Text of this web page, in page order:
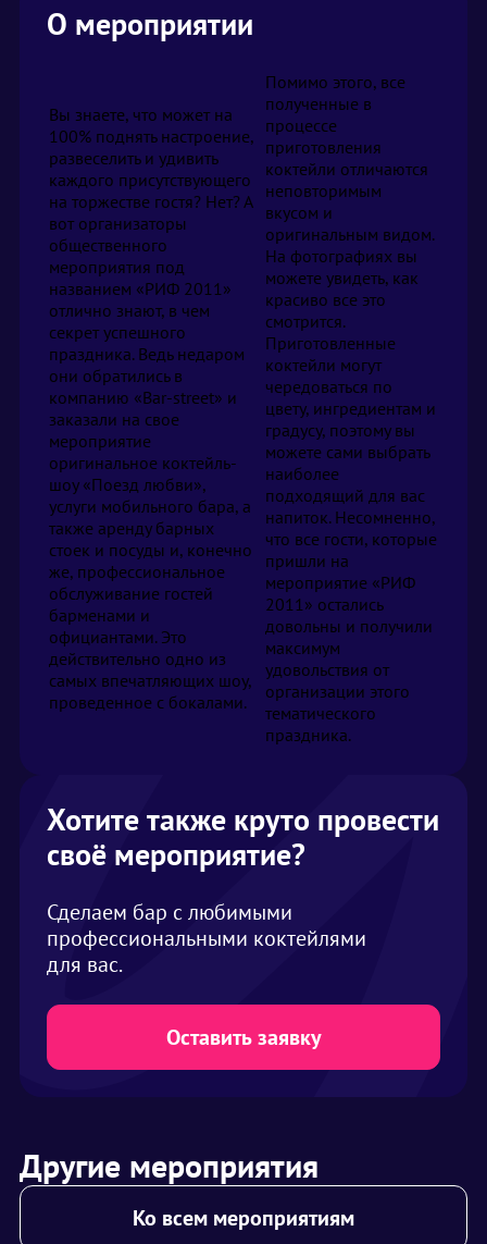
О мероприятии
Вы знаете, что может на
100% поднять настроение,
развеселить и удивить
каждого присутствующего
на торжестве гостя? Нет? А
вот организаторы
общественного
мероприятия под
названием «РИФ 2011»
отлично знают, в чем
секрет успешного
праздника. Ведь недаром
они обратились в
компанию «Bar-street» и
заказали на свое
мероприятие
оригинальное коктейль-
шоу «Поезд любви»,
услуги мобильного бара, а
также аренду барных
стоек и посуды и, конечно
же, профессиональное
обслуживание гостей
барменами и
официантами. Это
действительно одно из
самых впечатляющих шоу,
проведенное с бокалами.
Помимо этого, все
полученные в
процессе
приготовления
коктейли отличаются
неповторимым
вкусом и
оригинальным видом.
На фотографиях вы
можете увидеть, как
красиво все это
смотрится.
Приготовленные
коктейли могут
чередоваться по
цвету, ингредиентам и
градусу, поэтому вы
можете сами выбрать
наиболее
подходящий для вас
напиток. Несомненно,
что все гости, которые
пришли на
мероприятие «РИФ
2011» остались
довольны и получили
максимум
удовольствия от
организации этого
тематического
праздника.
Хотите также круто провести
своё мероприятие?
Сделаем бар с любимыми
профессиональными коктейлями
для вас.
Оставить заявку
Другие мероприятия
Ко всем мероприятиям